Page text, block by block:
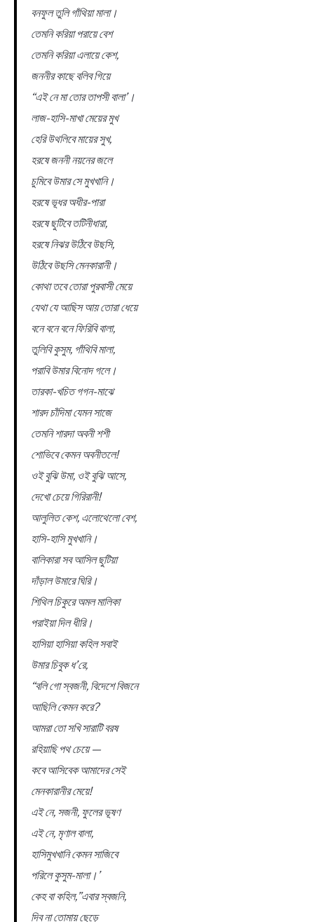
বনফুল তুলি গাঁথিয়া মালা।
তেমনি করিয়া পরায়ে বেশ
তেমনি করিয়া এলায়ে কেশ,
জননীর কাছে বলিব গিয়ে
“এই নে মা তোর তাপসী বালা’।
লাজ-হাসি-মাখা মেয়ের মুখ
হেরি উথলিবে মায়ের সুখ,
হরষে জননী নয়নের জলে
চুমিবে উমার সে মুখখানি।
হরষে ভূধর অধীর-পারা
হরষে ছুটিবে তটিনীধারা,
হরষে নিঝর উঠিবে উছসি,
উঠিবে উছসি মেনকারানী।
কোথা তবে তোরা পুরবাসী মেয়ে
যেথা যে আছিস আয় তোরা ধেয়ে
বনে বনে বনে ফিরিবি বালা,
তুলিবি কুসুম, গাঁথিবি মালা,
পরাবি উমার বিনোদ গলে।
তারকা-খচিত গগন-মাঝে
শারদ চাঁদিমা যেমন সাজে
তেমনি শারদা অবনী শশী
শোভিবে কেমন অবনীতলে!
ওই বুঝি উমা, ওই বুঝি আসে,
দেখো চেয়ে গিরিরানী!
আলুলিত কেশ, এলোথেলো বেশ,
হাসি-হাসি মুখখানি।
বালিকারা সব আসিল ছুটিয়া
দাঁড়াল উমারে ঘিরি।
শিথিল চিকুরে অমল মালিকা
পরাইয়া দিল ধীরি।
হাসিয়া হাসিয়া কহিল সবাই
উমার চিবুক ধ’রে,
“বলি গো স্বজনী, বিদেশে বিজনে
আছিলি কেমন করে?
আমরা তো সখি সারাটি বরষ
রহিয়াছি পথ চেয়ে —
কবে আসিবেক আমাদের সেই
মেনকারানীর মেয়ে!
এই নে, সজনী, ফুলের ভূষণ
এই নে, মৃণাল বালা,
হাসিমুখখানি কেমন সাজিবে
পরিলে কুসুম-মালা।’
কেহ বা কহিল,”এবার স্বজনি,
দিব না তোমায় ছেড়ে